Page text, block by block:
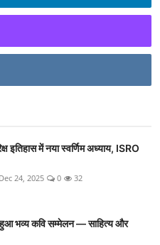
इतिहास में नया स्वर्णिम अध्याय, ISRO
Dec 24, 2025 0 32
हुआ भव्य कवि सम्मेलन — साहित्य और